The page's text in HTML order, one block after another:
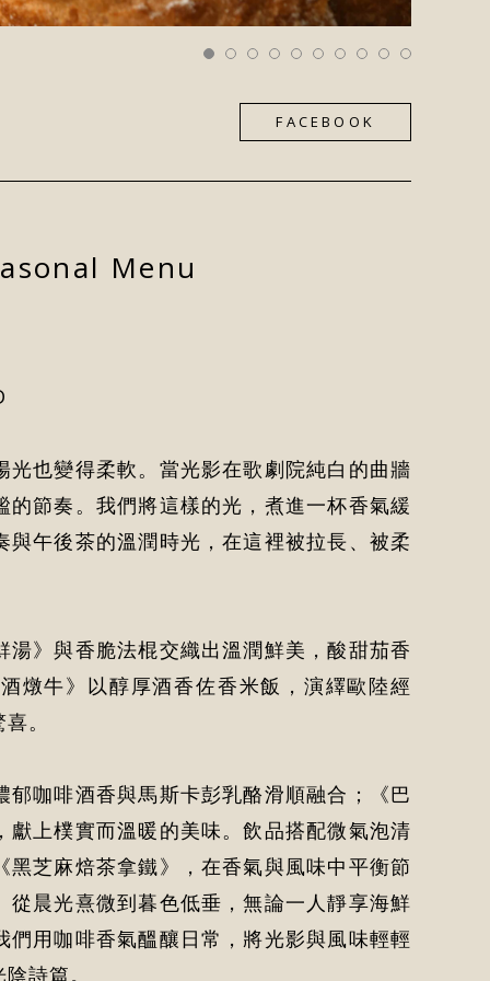
FACEBOOK
Menu
也變得柔軟。當光影在歌劇院純白的曲牆
節奏。我們將這樣的光，煮進一杯香氣緩
午後茶的溫潤時光，在這裡被拉長、被柔
》與香脆法棍交織出溫潤鮮美，酸甜茄香
燉牛》以醇厚酒香佐香米飯，演繹歐陸經
。
咖啡酒香與馬斯卡彭乳酪滑順融合；《巴
上樸實而溫暖的美味。飲品搭配微氣泡清
芝麻焙茶拿鐵》，在香氣與風味中平衡節
晨光熹微到暮色低垂，無論一人靜享海鮮
用咖啡香氣醞釀日常，將光影與風味輕輕
詩篇。